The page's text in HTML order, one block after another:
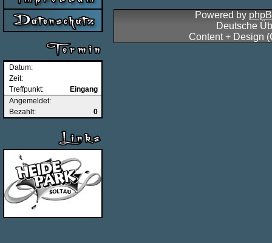
Datum:
Zeit:
Treffpunkt:
Eingang
Angemeldet:
Bezahlt:
0
Powered by
Deutsche
Content + Design